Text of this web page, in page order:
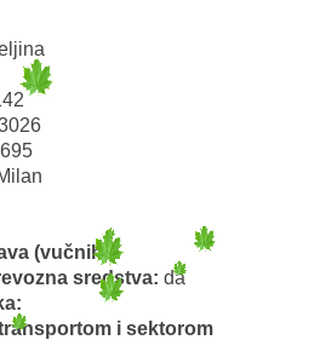
(vučnih):
sredstva:da
i sektorom